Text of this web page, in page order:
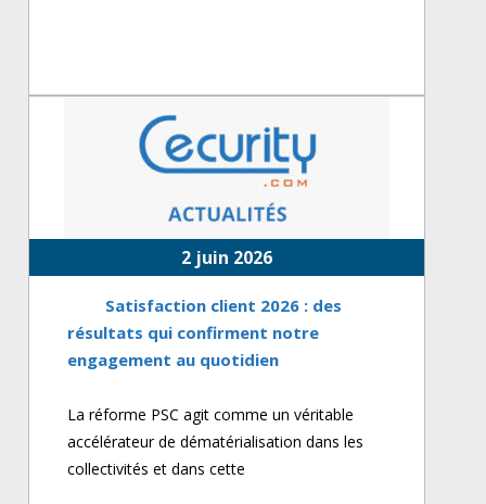
2 juin 2026
Satisfaction client 2026 : des
résultats qui confirment notre
engagement au quotidien
La réforme PSC agit comme un véritable
accélérateur de dématérialisation dans les
collectivités et dans cette